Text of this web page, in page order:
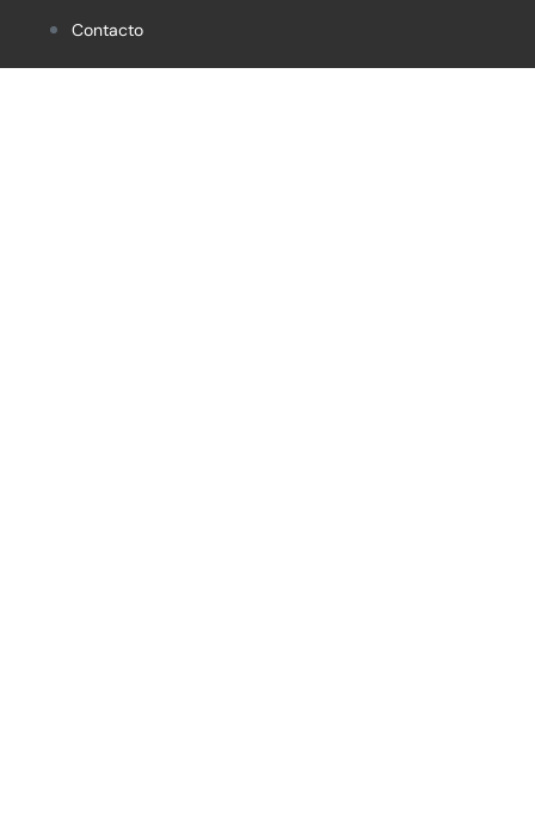
Contacto